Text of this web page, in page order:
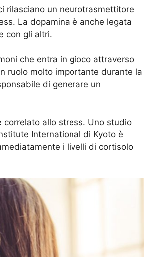
rilasciano un neurotrasmettitore
La dopamina è anche legata
con gli altri.
che entra in gioco attraverso
ruolo molto importante durante la
di generare un
correlato allo stress. Uno studio
International di Kyoto è
i livelli di cortisolo